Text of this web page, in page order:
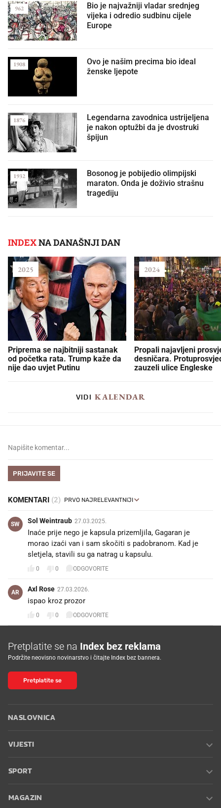
Bio je najvažniji vladar srednjeg
vijeka i odredio sudbinu cijele
Europe
962
Ovo je našim precima bio ideal
ženske ljepote
1908
Legendarna zavodnica ustrijeljena
je nakon optužbi da je dvostruki
špijun
1876
Bosonog je pobijedio olimpijski
maraton. Onda je doživio strašnu
tragediju
1932
INDEXNA DANAŠNJI DAN
Priprema se najbitniji sastanak
od početka rata. Trump kaže da
nije dao uvjet Putinu
2025
Propali najavljeni
desničara.
zauzeli ulice Engleske
2024
VIDI KALENDAR
PRIJAVITE SE
KOMENTARI (2)
SW Sol Weintraub 27.03.2025.
Inaće prije nego je kapsula prizemljila, Gagaran je
morao izaći van i sam skočiti s padobranom. Kad je
sletjela, stavili su ga natrag u kapsulu.
0 0 ODGOVORITE
AR Axl Rose 27.03.2026.
ispao kroz prozor
0 0 ODGOVORITE
Pretplatite se na Index bez reklama
Podržite neovisno novinarstvo i čitajte Index bez bannera.
Pretplatite se
NASLOVNICA
VIJESTI
SPORT
MAGAZIN